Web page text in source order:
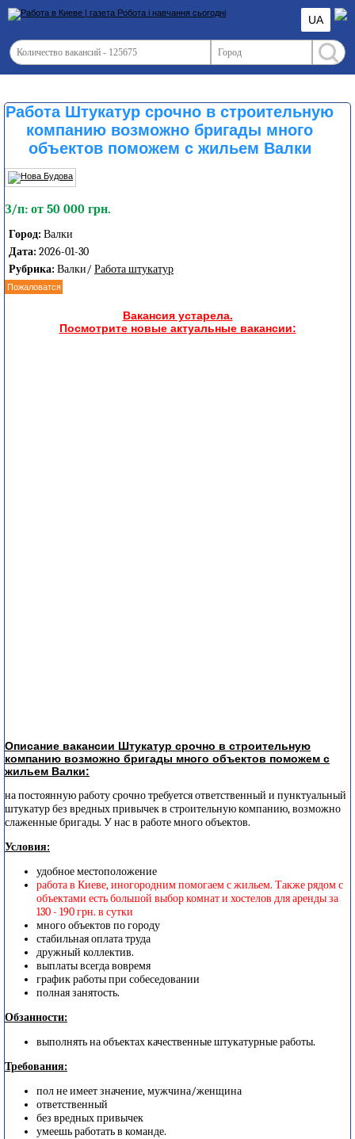
UA
Работа Штукатур срочно в строительную
компанию возможно бригады много
объектов поможем с жильем Валки
З/п: от 50 000 грн.
Город: Валки
Дата: 2026-01-30
Рубрика: Валки/ Работа штукатур
Пожаловатся
Вакансия устарела.
Посмотрите новые актуальные вакансии:
Описание вакансии Штукатур срочно в строительную
компанию возможно бригады много объектов поможем с
жильем Валки:
на постоянную работу срочно требуется ответственный и пунктуальный
штукатур без вредных привычек в строительную компанию, возможно
слаженные бригады. У нас в работе много объектов.
Условия:
удобное местоположение
работа в Киеве, иногородним помогаем с жильем. Также рядом с
объектами есть большой выбор комнат и хостелов для аренды за
130 - 190 грн. в сутки
много объектов по городу
стабильная оплата труда
дружный коллектив.
выплаты всегда вовремя
график работы при собеседовании
полная занятость.
Обзанности:
выполнять на объектах качественные штукатурные работы.
Требования:
пол не имеет значение, мужчина/женщина
ответственный
без вредных привычек
умеешь работать в команде.